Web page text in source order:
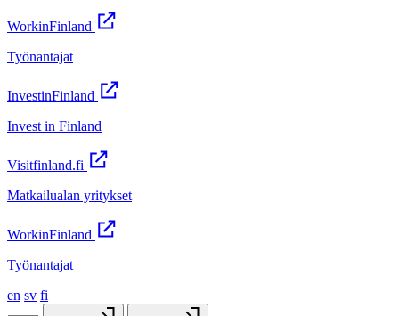
WorkinFinland
Työnantajat
InvestinFinland
Invest in Finland
Visitfinland.fi
Matkailualan yritykset
WorkinFinland
Työnantajat
en sv fi